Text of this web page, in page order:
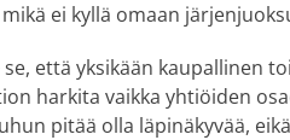
ei kyllä omaan
että yksikään kaupallinen
harkita vaikka yhtiöiden
pitää olla läpinäkyvää,